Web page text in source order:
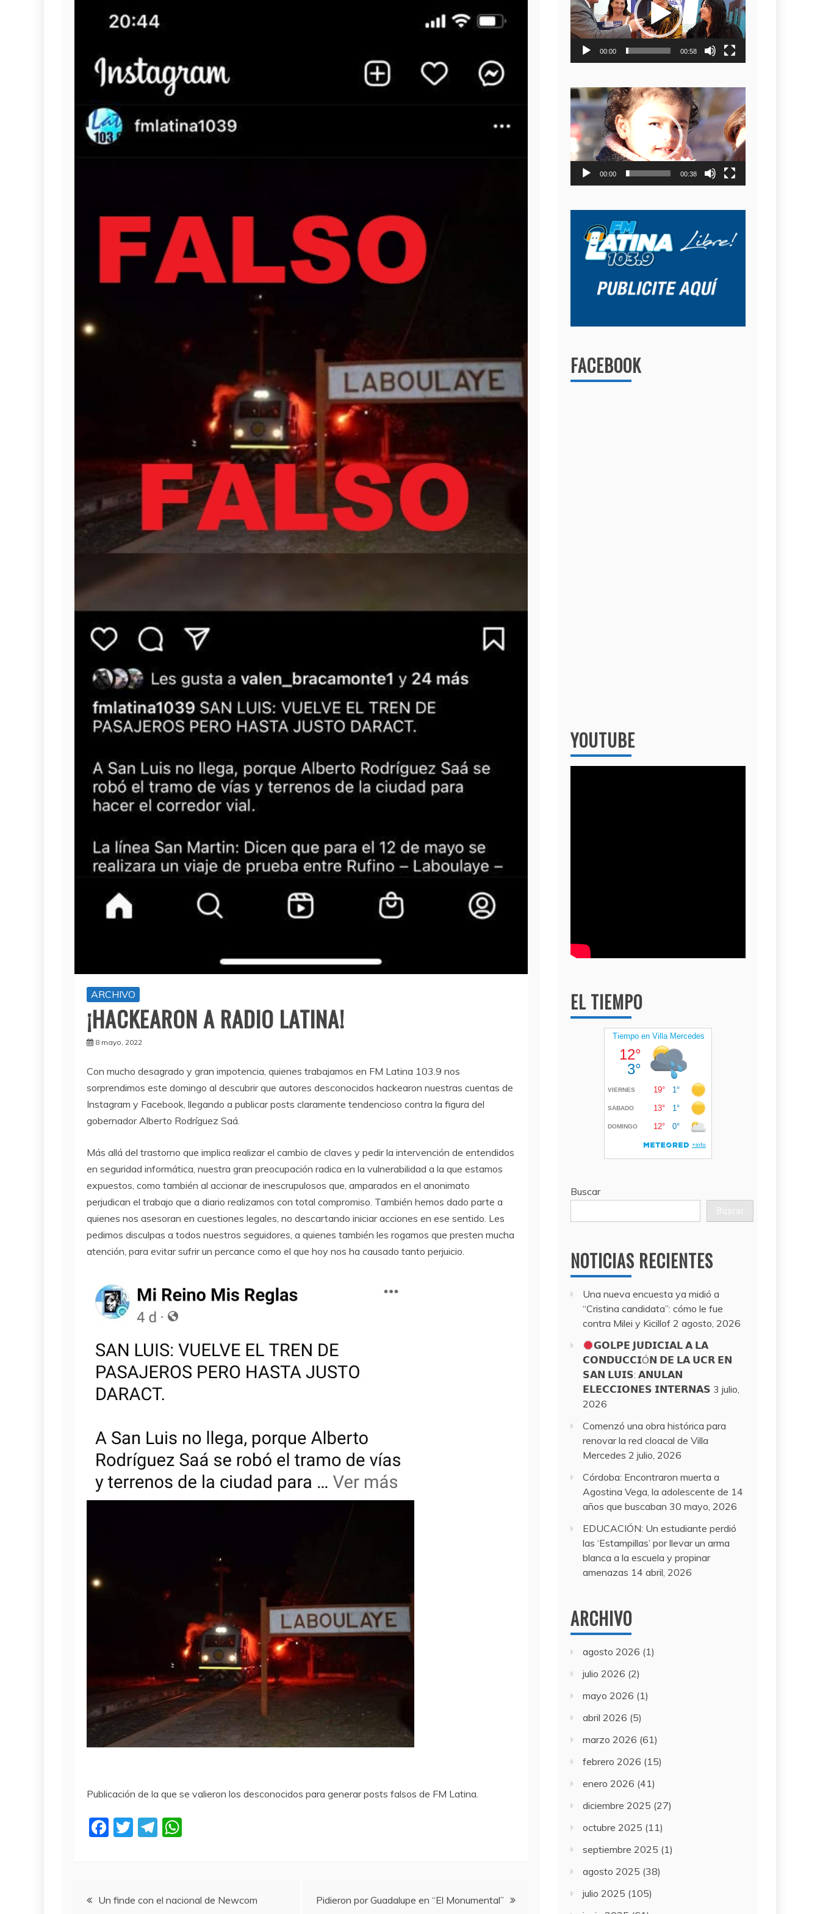
ARCHIVO
¡HACKEARON A RADIO LATINA!
8 mayo, 2022
Con mucho desagrado y gran impotencia, quienes trabajamos en FM Latina 103.9 nos
sorprendimos este domingo al descubrir que autores desconocidos hackearon nuestras cuentas de
Instagram y Facebook, llegando a publicar posts claramente tendencioso contra la figura del
gobernador Alberto Rodríguez Saá.
Más allá del trastorno que implica realizar el cambio de claves y pedir la intervención de entendidos
en seguridad informática, nuestra gran preocupación radica en la vulnerabilidad a la que estamos
expuestos, como también al accionar de inescrupulosos que, amparados en el anonimato
perjudican el trabajo que a diario realizamos con total compromiso. También hemos dado parte a
quienes nos asesoran en cuestiones legales, no descartando iniciar acciones en ese sentido. Les
pedimos disculpas a todos nuestros seguidores, a quienes también les rogamos que presten mucha
atención, para evitar sufrir un percance como el que hoy nos ha causado tanto perjuicio.
Publicación de la que se valieron los desconocidos para generar posts falsos de FM Latina.
F
b
T
T
a A
Navegación
Un finde con el nacional de Newcom Pidieron por Guadalupe en “El Monumental”
video
00:00 00:58
Reproductor
de
video
00:00 00:38
FACEBOOK
YOUTUBE
EL TIEMPO
Buscar
Buscar
NOTICIAS RECIENTES
Una nueva encuesta ya midió a
“Cristina candidata”: cómo le fue
contra Milei y Kicillof 2 agosto, 2026
𝗚𝗢𝗟𝗣𝗘 𝗝𝗨𝗗𝗜𝗖𝗜𝗔𝗟 𝗔 𝗟𝗔
𝗖𝗢𝗡𝗗𝗨𝗖𝗖𝗜Ó𝗡 𝗗𝗘 𝗟𝗔 𝗨𝗖𝗥 𝗘𝗡
𝗦𝗔𝗡 𝗟𝗨𝗜𝗦: 𝗔𝗡𝗨𝗟𝗔𝗡
𝗘𝗟𝗘𝗖𝗖𝗜𝗢𝗡𝗘𝗦 𝗜𝗡𝗧𝗘𝗥𝗡𝗔𝗦 3 julio,
2026
Comenzó una obra histórica para
renovar la red cloacal de Villa
Mercedes 2 julio, 2026
Córdoba: Encontraron muerta a
Agostina Vega, la adolescente de 14
años que buscaban 30 mayo, 2026
EDUCACIÓN: Un estudiante perdió
las ‘Estampillas’ por llevar un arma
blanca a la escuela y propinar
amenazas 14 abril, 2026
ARCHIVO
agosto 2026 (1)
julio 2026 (2)
mayo 2026 (1)
abril 2026 (5)
marzo 2026 (61)
febrero 2026 (15)
enero 2026 (41)
diciembre 2025 (27)
octubre 2025 (11)
septiembre 2025 (1)
agosto 2025 (38)
julio 2025 (105)